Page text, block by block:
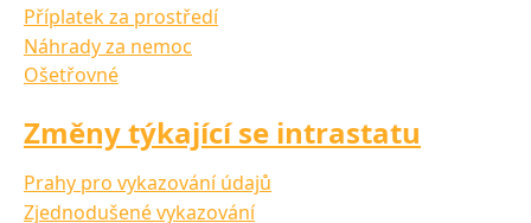
Příplatek za prostředí
Náhrady za nemoc
Ošetřovné
Změny týkající se intrastatu
Prahy pro vykazování údajů
Zjednodušené vykazování